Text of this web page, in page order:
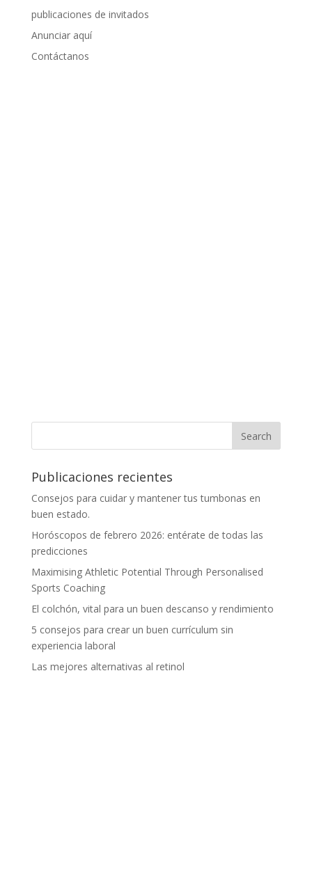
publicaciones de invitados
Anunciar aquí
Contáctanos
Publicaciones recientes
Consejos para cuidar y mantener tus tumbonas en
buen estado.
Horóscopos de febrero 2026: entérate de todas las
predicciones
Maximising Athletic Potential Through Personalised
Sports Coaching
El colchón, vital para un buen descanso y rendimiento
5 consejos para crear un buen currículum sin
experiencia laboral
Las mejores alternativas al retinol